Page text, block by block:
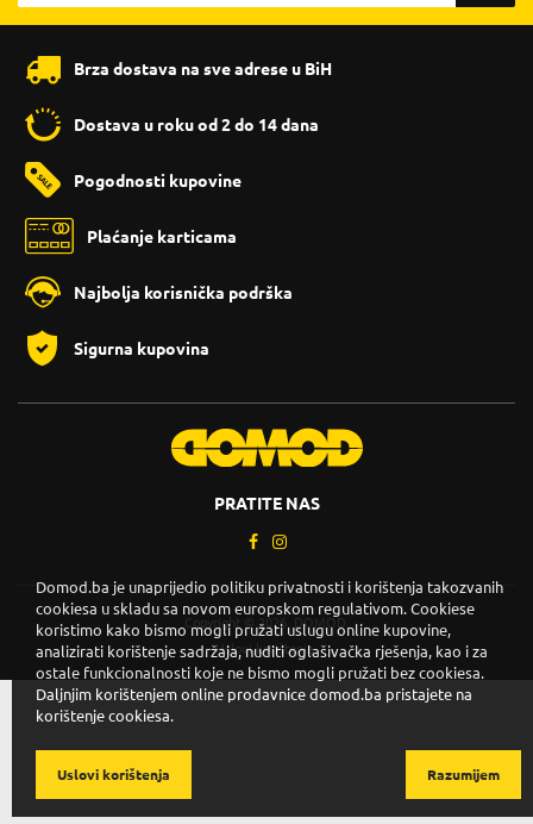
Brza dostava na sve adrese u BiH
Dostava u roku od 2 do 14 dana
Pogodnosti kupovine
Plaćanje karticama
Najbolja korisnička podrška
Sigurna kupovina
PRATITE NAS
Copyright © 2026. DOMOD.
Uslovi korištenja.
Domod.ba je unaprijedio politiku privatnosti i korištenja takozvanih
cookiesa u skladu sa novom europskom regulativom. Cookiese
koristimo kako bismo mogli pružati uslugu online kupovine,
analizirati korištenje sadržaja, nuditi oglašivačka rješenja, kao i za
ostale funkcionalnosti koje ne bismo mogli pružati bez cookiesa.
Daljnjim korištenjem online prodavnice domod.ba pristajete na
korištenje cookiesa.
Razumijem
Uslovi korištenja